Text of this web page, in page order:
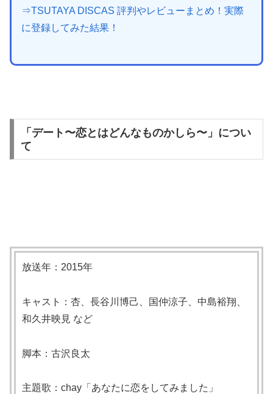
⇒TSUTAYA DISCAS 評判やレビューまとめ！実際
に登録してみた結果！
「デート〜恋とはどんなものかしら〜」につい
て
放送年：2015年
キャスト：杏、長谷川博己、国仲涼子、中島裕翔、
和久井映見 など
脚本：古沢良太
主題歌：chay「あなたに恋をしてみました」